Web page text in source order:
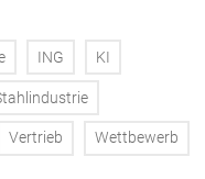
ING KI
Vertrieb Wettbewerb